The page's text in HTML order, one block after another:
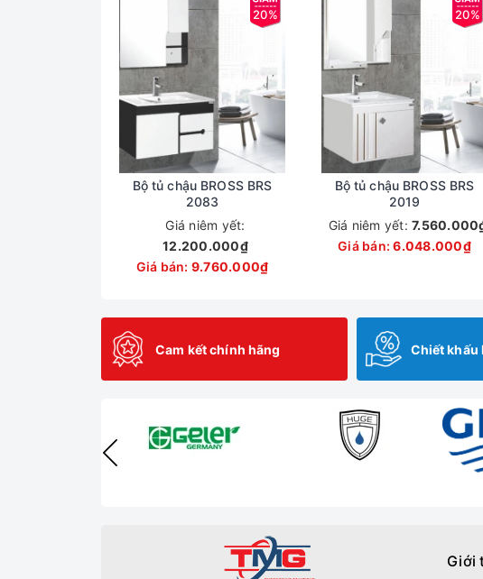
20%
Bộ tủ chậu BROSS BRS
2083
Giá niêm yết:
12.200.000₫
Giá bán: 9.760.000₫
20%
Bộ tủ chậu BROSS BRS
2019
Giá niêm yết:
Giá bán:6.048.000₫
Cam kết chính hãng Chiết khấu
Giới